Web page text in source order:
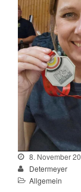
8. November
Determeyer
Allgemein